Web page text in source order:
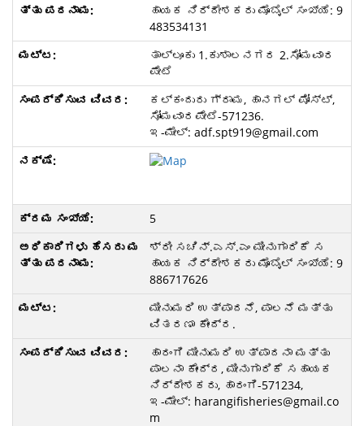
ಹಾಯಕ ನಿರ್ದೇಶಕರು ಮೊಬೈಲ್‌ ಸಂಖ್ಯೆ: 9
483534131
ತಾಲ್ಲೂಕು 1.ಕುಶಾಲನಗರ 2.ಸೋಮವಾರ
ಪೇಟೆ
ಕಲ್ಕಂದುರು ಗ್ರಾಮ, ಹಾನಗಲ್ ಪೋಸ್ಟ್‌,
ಸೋಮವಾರಪೇಟೆ-571236.
ಇ-ಮೇಲ್‌: adf.spt919@gmail.com
5
ಶ್ರೀ ಸಚಿನ್‌.ಎಸ್.ಎಂ ಮೀನುಗಾರಿಕೆ ಸ
ಹಾಯಕ ನಿರ್ದೇಶಕರು ಮೊಬೈಲ್‌ ಸಂಖ್ಯೆ: 9
886717626
ಮೀನುಮರಿ ಉತ್ಪಾದನೆ, ಪಾಲನೆ ಮತ್ತು
ವಿತರಣಾ ಕೇಂದ್ರ.
ಹಾರಂಗಿ ಮೀನುಮರಿ ಉತ್ಪಾದನಾ ಮತ್ತು
ಪಾಲನಾ ಕೇಂದ್ರ, ಮೀನುಗಾರಿಕೆ ಸಹಾಯಕ
ನಿರ್ದೇಶಕರು, ಹಾರಂಗಿ-571234,
ಇ-ಮೇಲ್‌: harangifisheries@gmail.co
m